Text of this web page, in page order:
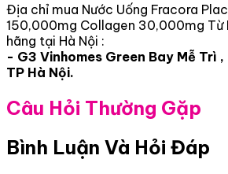
Địa chỉ mua Nước Uống Fracora
150,000mg Collagen 30,000mg Từ
hãng tại Hà Nội :
- G3 Vinhomes Green Bay Mễ Trì
TP Hà Nội.
Câu Hỏi Thường Gặp
Bình Luận Và Hỏi Đáp